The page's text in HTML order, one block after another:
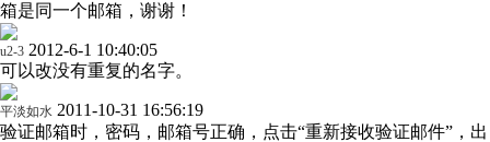
箱是同一个邮箱，谢谢！
u2-3 2012-6-1 10:40:05
可以改没有重复的名字。
平淡如水 2011-10-31 16:56:19
验证邮箱时，密码，邮箱号正确，点击“重新接收验证邮件”，出